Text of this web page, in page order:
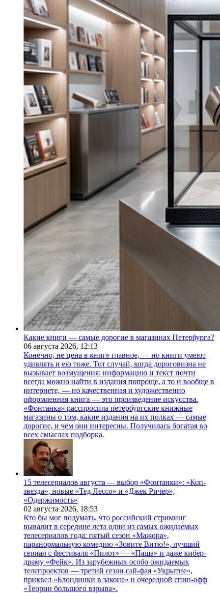
Какие книги — самые дорогие в магазинах Петербурга?
06 августа 2026, 12:13
Конечно, не цена в книге главное, — но книги умеют
удивлять и ею тоже. Тот случай, когда дороговизна не
вызывает возмущения: информацию и текст почти
всегда можно найти в издания попроще, а то и вообще в
интернете, — но качественная и художественно
оформленная книга — это произведение искусства.
«Фонтанка» расспросила петербургские книжные
магазины о том, какие издания на их полках — самые
дорогие, и чем они интересны. Получилась богатая во
всех смыслах подборка.
15 телесериалов августа — выбор «Фонтанки»: «Коп-
звезда», новые «Тед Лессо» и «Джек Ричер»,
«Одержимость»
02 августа 2026, 18:53
Кто бы мог подумать, что российский стриминг
вывалит в середине лета одни из самых ожидаемых
телесериалов года: пятый сезон «Мажора»,
паранормальную комедию «Зовите Витю!», лучший
сериал с фестиваля «Пилот» — «Паша» и даже кибер-
драму «Фейк». Из зарубежных особо ожидаемых
телепроектов — третий сезон сай-фая «Укрытие»,
приквел «Блондинки в законе» и очередной спин-офф
«Теории большого взрыва».